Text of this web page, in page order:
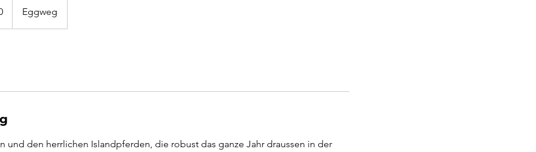
Eggweg
und den herrlichen Islandpferden, die robust das ganze Jahr draussen in der